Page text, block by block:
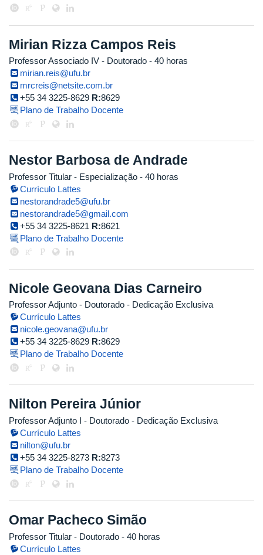
Mirian Rizza Campos Reis
Professor Associado IV - Doutorado - 40 horas
mirian.reis@ufu.br
mrcreis@netsite.com.br
+55 34 3225-8629 R:8629
Plano de Trabalho Docente
Nestor Barbosa de Andrade
Professor Titular - Especialização - 40 horas
Currículo Lattes
nestorandrade5@ufu.br
nestorandrade5@gmail.com
+55 34 3225-8621 R:8621
Plano de Trabalho Docente
Nicole Geovana Dias Carneiro
Professor Adjunto - Doutorado - Dedicação Exclusiva
Currículo Lattes
nicole.geovana@ufu.br
+55 34 3225-8629 R:8629
Plano de Trabalho Docente
Nilton Pereira Júnior
Professor Adjunto I - Doutorado - Dedicação Exclusiva
Currículo Lattes
nilton@ufu.br
+55 34 3225-8273 R:8273
Plano de Trabalho Docente
Omar Pacheco Simão
Professor Titular - Doutorado - 40 horas
Currículo Lattes